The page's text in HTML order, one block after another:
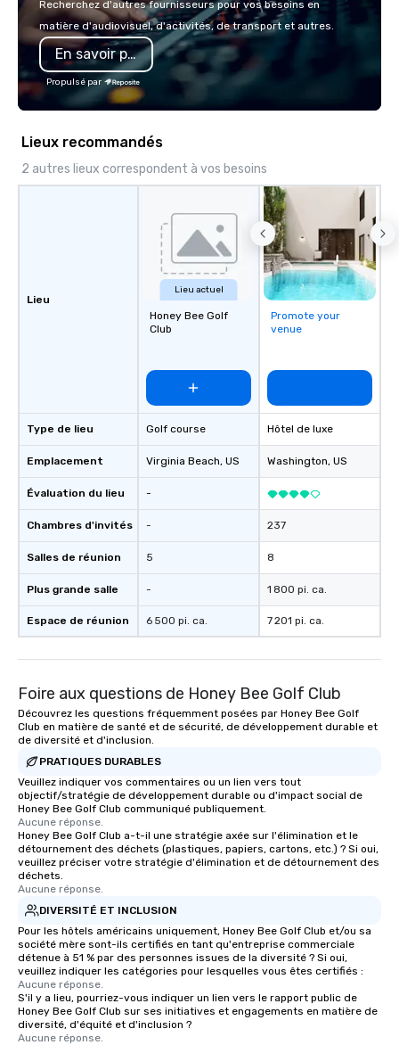
seamless from start to finish. We are
also a certified WOSB.
the kind of party
Recherchez d'autres fournisseurs pour vos besoins en
matière d'audiovisuel, d'activités, de transport et autres.
En savoir plus
Propulsé par
Lieux recommandés
2 autres lieux correspondent à vos besoins
Lieu
Type de lieu
Emplacement
Évaluation du lieu
Chambres d'invités
Salles de réunion
Plus grande salle
Espace de réunion
Lieu actuel
Honey Bee Golf
Club
Golf course
Virginia Beach, US
-
-
5
-
6 500 pi. ca.
Promote your
venue
Hôtel de luxe
Washington, US
237
8
1 800 pi. ca.
7 201 pi. ca.
Foire aux questions de Honey Bee Golf Club
Découvrez les questions fréquemment posées par Honey Bee Golf
Club en matière de santé et de sécurité, de développement durable et
de diversité et d'inclusion.
PRATIQUES DURABLES
Veuillez indiquer vos commentaires ou un lien vers tout
objectif/stratégie de développement durable ou d'impact social de
Honey Bee Golf Club communiqué publiquement.
Aucune réponse.
Honey Bee Golf Club a-t-il une stratégie axée sur l'élimination et le
détournement des déchets (plastiques, papiers, cartons, etc.) ? Si oui,
veuillez préciser votre stratégie d'élimination et de détournement des
déchets.
Aucune réponse.
DIVERSITÉ ET INCLUSION
Pour les hôtels américains uniquement, Honey Bee Golf Club et/ou sa
société mère sont-ils certifiés en tant qu'entreprise commerciale
détenue à 51 % par des personnes issues de la diversité ? Si oui,
veuillez indiquer les catégories pour lesquelles vous êtes certifiés :
Aucune réponse.
S'il y a lieu, pourriez-vous indiquer un lien vers le rapport public de
Honey Bee Golf Club sur ses initiatives et engagements en matière de
diversité, d'équité et d'inclusion ?
Aucune réponse.